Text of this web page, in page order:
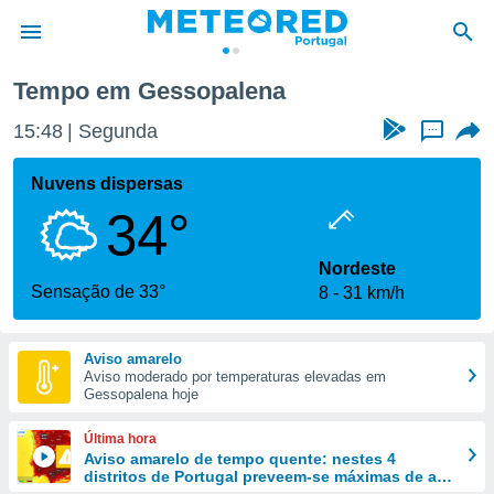
da
foi
fornecidas
a este
das
e
forma
digital
Tempo em Gessopalena
15:48 Segunda ...
Nuvens dispersas
34°
Sensação de 33°
Nordeste
8
31 km/h
Aviso amarelo
Aviso moderado por temperaturas elevadas em
Gessopalena hoje
Última hora
Aviso amarelo de tempo quente: nestes 4
distritos de Portugal preveem-se máximas de até